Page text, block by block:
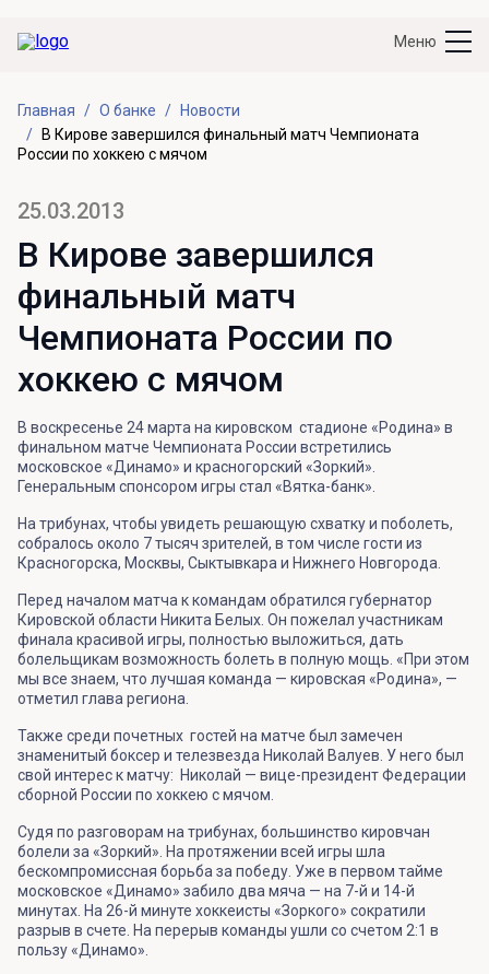
Меню
Главная О банке
Новости
В Кирове завершился финальный матч Чемпионата
России по хоккею с мячом
25.03.2013
В Кирове завершился
финальный матч
Чемпионата России по
хоккею с мячом
В воскресенье 24 марта на кировском стадионе «Родина» в
финальном матче Чемпионата России встретились
московское «Динамо» и красногорский «Зоркий».
Генеральным спонсором игры стал «Вятка-банк».
На трибунах, чтобы увидеть решающую схватку и поболеть,
собралось около 7 тысяч зрителей, в том числе гости из
Красногорска, Москвы, Сыктывкара и Нижнего Новгорода.
Перед началом матча к командам обратился губернатор
Кировской области Никита Белых. Он пожелал участникам
финала красивой игры, полностью выложиться, дать
болельщикам возможность болеть в полную мощь. «При этом
мы все знаем, что лучшая команда — кировская «Родина», —
отметил глава региона.
Также среди почетных гостей на матче был замечен
знаменитый боксер и телезвезда Николай Валуев. У него был
свой интерес к матчу: Николай — вице-президент Федерации
сборной России по хоккею с мячом.
Судя по разговорам на трибунах, большинство кировчан
болели за «Зоркий». На протяжении всей игры шла
бескомпромиссная борьба за победу. Уже в первом тайме
московское «Динамо» забило два мяча — на 7-й и 14-й
минутах. На 26-й минуте хоккеисты «Зоркого» сократили
разрыв в счете. На перерыв команды ушли со счетом 2:1 в
пользу «Динамо».